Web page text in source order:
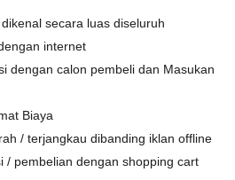
secara luas diseluruh
internet
dengan calon pembeli dan Masukan
Biaya
/ terjangkau dibanding iklan offline
/ pembelian dengan shopping cart